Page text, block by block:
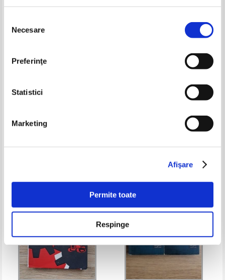
consimțământului
Necesare
Preferinţe
Statistici
Marketing
Afişare
Permite toate
Respinge
data Lotru
Adaugă în coș
Al. I. Amzulescu - Balade
populare romanesti
Adaugă în coș